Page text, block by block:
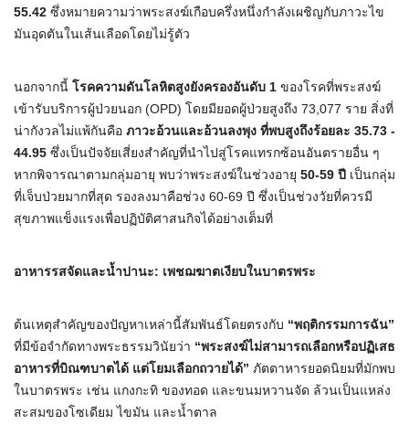
55.42 ซึ่งหมายความว่าพระสงฆ์เกือบครึ่งหนึ่งกำลังเผชิญกับภาวะไข
มันอุดตันในเส้นเลือดโดยไม่รู้ตัว
นอกจากนี้ โรคความดันโลหิตสูงยังครองอันดับ 1 ของโรคที่พระสงฆ์
เข้ารับบริการผู้ป่วยนอก (OPD) โดยมียอดผู้ป่วยสูงถึง 73,077 ราย สิ่งที่
น่ากังวลไม่แพ้กันคือ ภาวะอ้วนและอ้วนลงพุง ที่พบสูงถึงร้อยละ 35.73 -
44.95 ซึ่งเป็นปัจจัยเสี่ยงสำคัญที่นำไปสู่โรคแทรกซ้อนอันตรายอื่น ๆ
หากพิจารณาตามกลุ่มอายุ พบว่าพระสงฆ์ในช่วงอายุ 50-59 ปี เป็นกลุ่ม
ที่เจ็บป่วยมากที่สุด รองลงมาคือช่วง 60-69 ปี ซึ่งเป็นช่วงวัยที่ควรมี
สุขภาพแข็งแรงเพื่อปฏิบัติศาสนกิจได้อย่างเต็มที่
อาหารรสจัดและน้ำปานะ: เพชฌฆาตเงียบในบาตรพระ
ต้นเหตุสำคัญของปัญหาเหล่านี้สัมพันธ์โดยตรงกับ “พฤติกรรมการฉัน”
ที่มีข้อจำกัดทางพระธรรมวินัยว่า “พระสงฆ์ไม่สามารถเลือกหรือปฏิเสธ
อาหารที่บิณฑบาตได้ แต่โยมเลือกถวายได้” ภัตตาหารยอดนิยมที่มักพบ
ในบาตรพระ เช่น แกงกะทิ ของทอด และขนมหวานจัด ล้วนเป็นแหล่ง
สะสมของโซเดียม ไขมัน และน้ำตาล